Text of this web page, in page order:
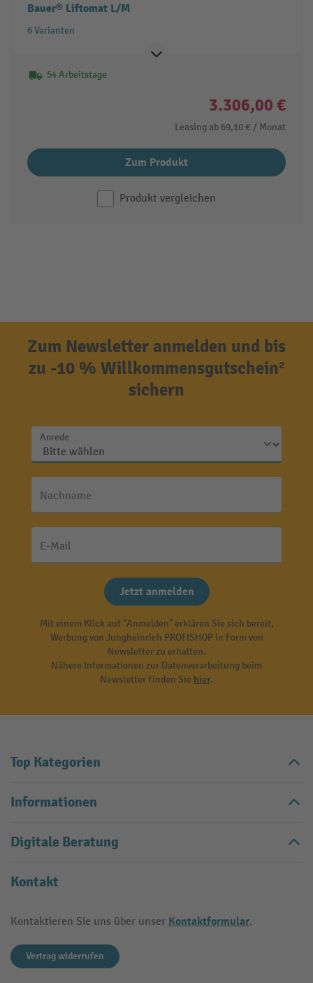
Bauer® Liftomat L/M
6 Varianten
54 Arbeitstage
3.306,00 €
Leasing ab 69,10 € / Monat
Zum Produkt
Produkt vergleichen
Zum Newsletter anmelden und bis
zu -10 % Willkommensgutschein²
sichern
Anrede
Nachname
E-Mail
Jetzt anmelden
Mit einem Klick auf "Anmelden" erklären Sie sich bereit,
Werbung von Jungheinrich PROFISHOP in Form von
Newsletter zu erhalten.
Nähere Informationen zur Datenverarbeitung beim
Newsletter finden Sie hier.
Top Kategorien
Informationen
Digitale Beratung
Kontakt
Kontaktieren Sie uns über unser Kontaktformular.
Vertrag widerrufen